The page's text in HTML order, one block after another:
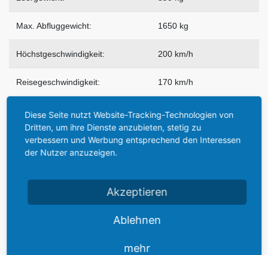
Max. Abfluggewicht: 1650 kg
Höchstgeschwindigkeit: 200 km/h
Reisegeschwindigkeit: 170 km/h
Dienstgipfelhöhe: 3.300 m
Reichweite: 500 km
Verwendung bei der Luftwaffe:
Diese Seite nutzt Website-Tracking-Technologien von
Dritten, um ihre Dienste anzubieten, stetig zu
verbessern und Werbung entsprechend den Interessen
der Nutzer anzuzeigen.
Akzeptieren
Ablehnen
mehr